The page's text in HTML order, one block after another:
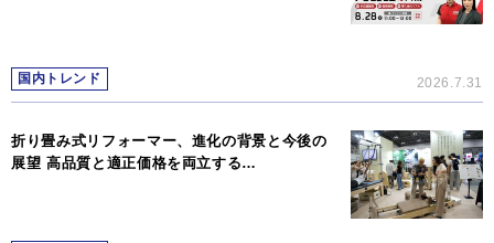
国内トレンド 2026.7.31
折り畳み式リフォーマー、進化の背景と今後の
展望 高品質と適正価格を両立する…